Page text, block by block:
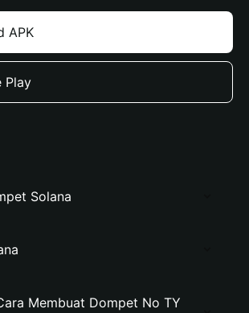
APK
Play
Solana
Membuat Dompet No TY